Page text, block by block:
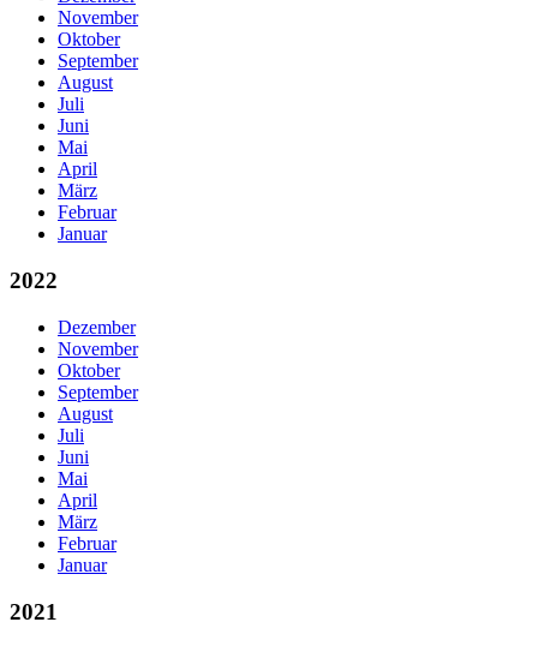
November
Oktober
September
August
Juli
Juni
Mai
April
März
Februar
Januar
2022
Dezember
November
Oktober
September
August
Juli
Juni
Mai
April
März
Februar
Januar
2021